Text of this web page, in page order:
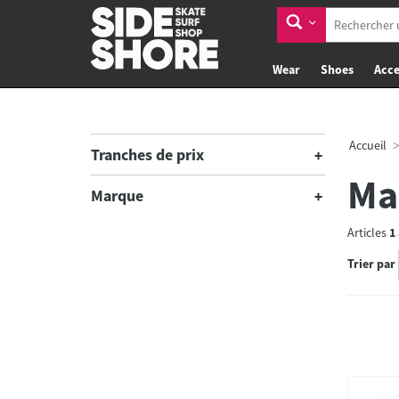
Wear Shoes
Tranches de prix
Marque
Accueil
Articles 1
Trier par